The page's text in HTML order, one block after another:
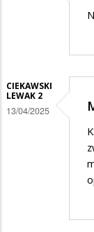
CIEKAWSKI
LEWAK 2
13/04/2025